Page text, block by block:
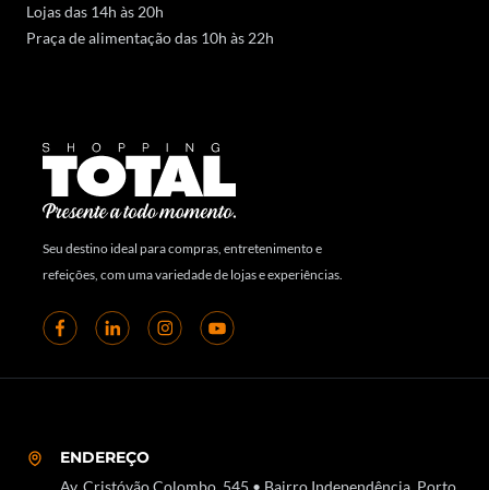
Lojas das 14h às 20h
Praça de alimentação das 10h às 22h
Seu destino ideal para compras, entretenimento e
refeições, com uma variedade de lojas e experiências.
ENDEREÇO
Av. Cristóvão Colombo, 545 • Bairro Independência, Porto